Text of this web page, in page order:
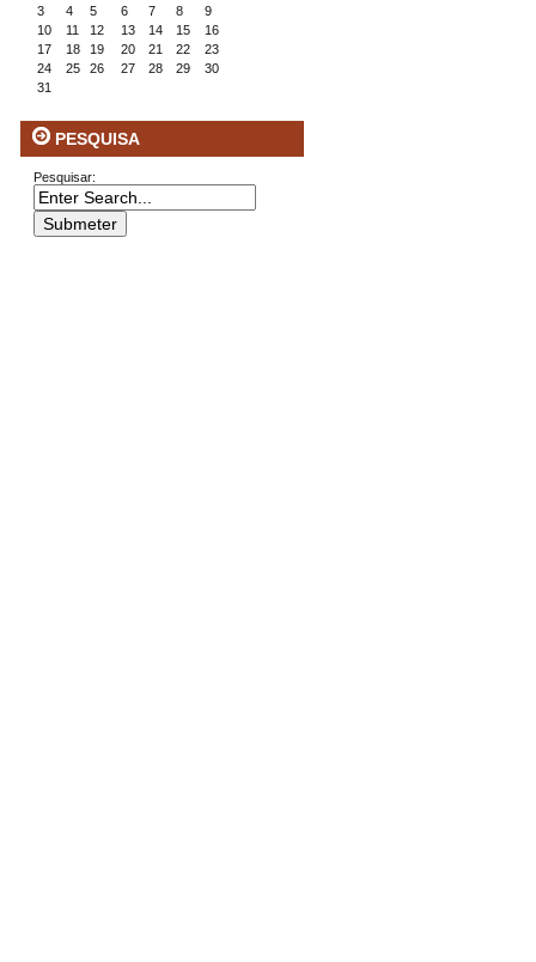
3
4 5 6 7 8
9
10
11 12 13 14 15
16
17
18 19 20 21 22
23
24
25 26 27 28 29
30
31
PESQUISA
Pesquisar: